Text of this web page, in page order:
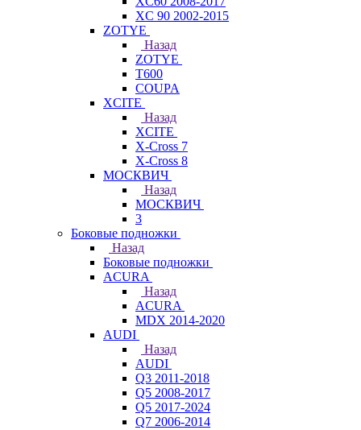
XC 90 2002-2015
ZOTYE
Назад
ZOTYE
T600
COUPA
XCITE
Назад
XCITE
X-Cross 7
X-Cross 8
МОСКВИЧ
Назад
МОСКВИЧ
3
Боковые подножки
Назад
Боковые подножки
ACURA
Назад
ACURA
MDX 2014-2020
AUDI
Назад
AUDI
Q3 2011-2018
Q5 2008-2017
Q5 2017-2024
Q7 2006-2014